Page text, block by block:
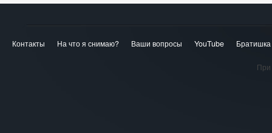
Контакты На что я снимаю? Ваши вопросы YouTube
При